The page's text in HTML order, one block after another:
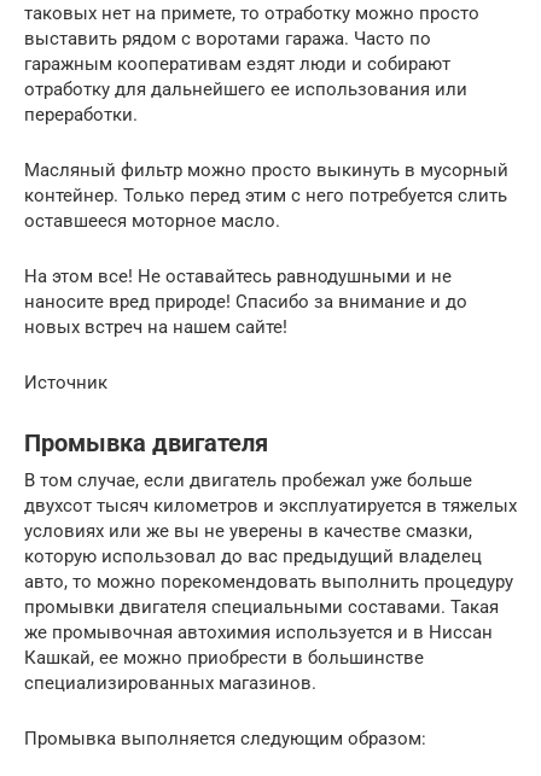
таковых нет на примете, то отработку можно просто
выставить рядом с воротами гаража. Часто по
гаражным кооперативам ездят люди и собирают
отработку для дальнейшего ее использования или
переработки.
Масляный фильтр можно просто выкинуть в мусорный
контейнер. Только перед этим с него потребуется слить
оставшееся моторное масло.
На этом все! Не оставайтесь равнодушными и не
наносите вред природе! Спасибо за внимание и до
новых встреч на нашем сайте!
Источник
Промывка двигателя
В том случае, если двигатель пробежал уже больше
двухсот тысяч километров и эксплуатируется в тяжелых
условиях или же вы не уверены в качестве смазки,
которую использовал до вас предыдущий владелец
авто, то можно порекомендовать выполнить процедуру
промывки двигателя специальными составами. Такая
же промывочная автохимия используется и в Ниссан
Кашкай, ее можно приобрести в большинстве
специализированных магазинов.
Промывка выполняется следующим образом: